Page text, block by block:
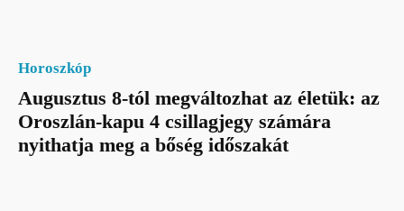
Horoszkóp
Augusztus 8-tól megváltozhat az életük: az
Oroszlán-kapu 4 csillagjegy számára
nyithatja meg a bőség időszakát